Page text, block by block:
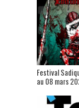
Festival
au 08 mars